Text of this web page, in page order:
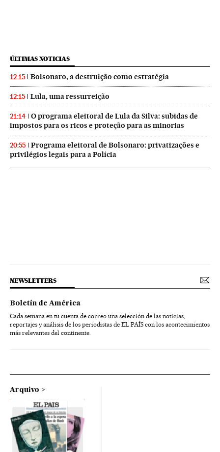
ÚLTIMAS NOTICIAS
12:15 Bolsonaro, a destruição como estratégia
12:15 Lula, uma ressurreição
21:14
O programa eleitoral de Lula da Silva: subidas de
impostos para os ricos e proteção para as minorias
20:55
Programa eleitoral de Bolsonaro: privatizações e
privilégios legais para a Polícia
NEWSLETTERS
Boletín de América
Cada semana en tu cuenta de correo una selección de las noticias,
reportajes y análisis de los periodistas de EL PAÍS con los acontecimientos
más relevantes del continente.
Arquivo